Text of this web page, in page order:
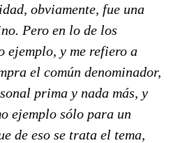
obviamente, fue una
Pero en lo de los
ejemplo, y me refiero a
el común denominador,
prima y nada más, y
ejemplo sólo para un
de eso se trata el tema,